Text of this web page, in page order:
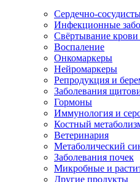
Сердечно-
Инфекционные
Свёртывание
Воспаление
Онкомаркеры
Нейромаркеры
Репродукция и
Заболевания
Гормоны
Иммунология и
Костный
Ветеринария
Метаболический
Заболевания почек
Микробные и
Другие продукты